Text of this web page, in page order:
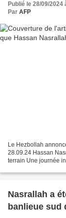
Publié le 28/09/2024
Par AFP
Le Hezbollah
28.09.24 Hassan
terrain Une journée
Nasrallah a
banlieue sud